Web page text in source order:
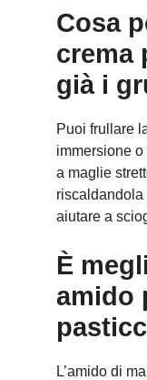
Cosa
crema
già i
Puoi frullare
immersione
a maglie
aiutare a
È
amido
L’amido di